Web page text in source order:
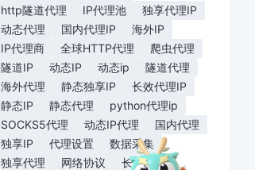
http隧道代理
IP代理池
独享代理IP
动态代理
国内代理IP
海外IP
IP代理商
全球HTTP代理
爬虫代理
隧道IP
动态IP 动态ip
隧道代理
海外代理
静态独享IP
长效代理IP
静态IP
静态代理
python代理ip
SOCKS5代理
动态IP代理
国内代理
独享IP
代理设置
数据采集
独享代理
网络协议 长效IP